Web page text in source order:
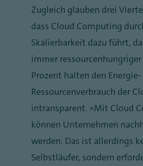
Zugleich glauben drei
dass Cloud Computing
Skalierbarkeit dazu führt,
immer
Prozent halten den
Ressourcenverbrauch der
intransparent. „Mit Cloud
können Unternehmen
werden. Das ist allerdings
Selbstläufer, sondern